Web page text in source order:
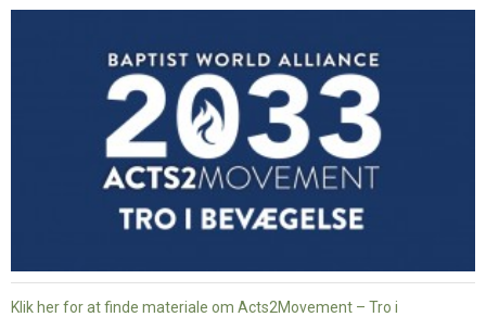
-
Klik her for at finde materiale om Acts2Movement – Tro i